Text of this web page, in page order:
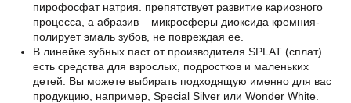
пирофосфат натрия. препятствует развитие кариозного
процесса, а абразив – микросферы диоксида кремния-
полирует эмаль зубов, не повреждая ее.
В линейке зубных паст от производителя SPLAT (сплат)
есть средства для взрослых, подростков и маленьких
детей. Вы можете выбирать подходящую именно для вас
продукцию, например, Special Silver или Wonder White.